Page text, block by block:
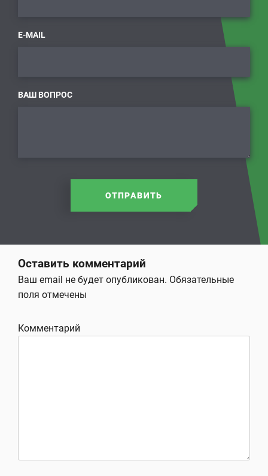
E-MAIL
ВАШ ВОПРОС
ОТПРАВИТЬ
Оставить комментарий
Ваш email не будет опубликован. Обязательные
поля отмечены
Комментарий